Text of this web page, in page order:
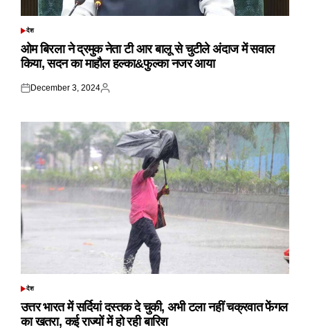
POSTED
देश
ओम बिरला ने द्रमुक नेता टी आर बालू से चुटीले अंदाज में सवाल
किया, सदन का माहौल हल्का&फुल्का नजर आया
Posted
December 3, 2024
Posted
POSTED
देश
उत्तर भारत में सर्दियां दस्तक दे चुकी, अभी टला नहीं चक्रवात फेंगल
का खतरा, कई राज्यों में हो रही बारिश